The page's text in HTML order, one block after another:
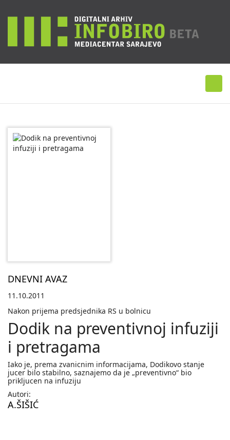
DNEVNI AVAZ
11.10.2011
Nakon prijema predsjednika RS u bolnicu
Dodik na preventivnoj infuziji
i pretragama
Iako je, prema zvanicnim informacijama, Dodikovo stanje
jucer bilo stabilno, saznajemo da je „preventivno“ bio
prikljucen na infuziju
Autori:
A.ŠIŠIĆ